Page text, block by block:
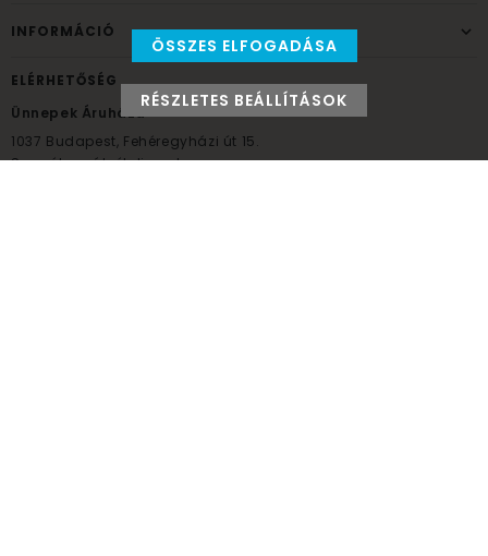
INFORMÁCIÓ
ELÉRHETŐSÉG
Ünnepek Áruháza
1037 Budapest, Fehéregyházi út 15.
Személyes átvételi pont
ÖSSZES ELFOGADÁSA
RÉSZLETES BEÁLLÍTÁSOK